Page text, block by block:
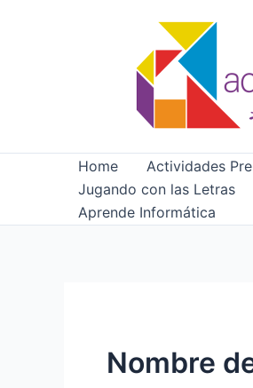
Home Actividades
Jugando con las Letras
Aprende Informática
Nombre